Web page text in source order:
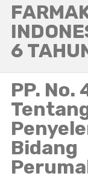
6
PP. No.
Bidang